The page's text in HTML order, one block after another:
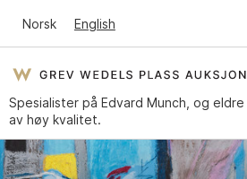
Norsk English
Spesialister på Edvard Munch, og
av høy kvalitet.